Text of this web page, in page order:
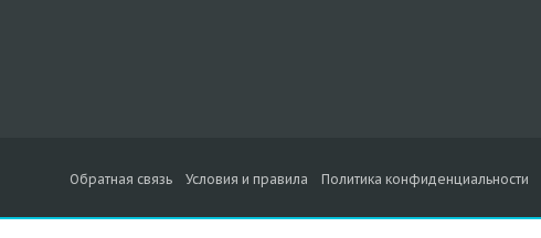
Обратная связь Условия и правила Политика конфиденциальности